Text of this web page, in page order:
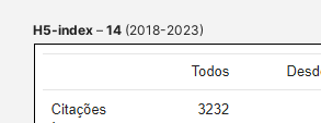
H5-index – 14 (2018-2023)